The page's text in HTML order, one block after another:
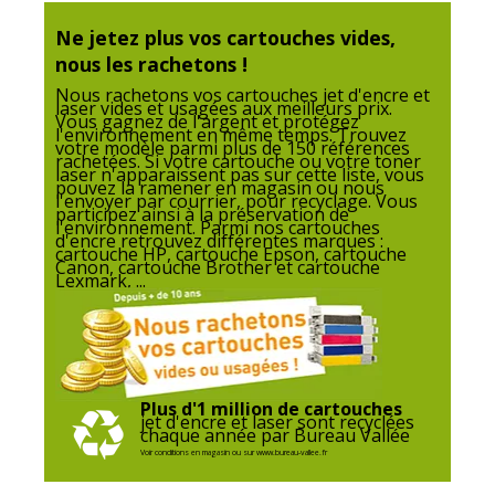
Code barre maitre 3112539607142
Marque OWA
Référence produit fabricant K12305OW
Divers
Divers
Compatibilité
détaillée du produit
6200DTN
6200E,6200L
Consommables
inclus
Pack de 1
Cartouches de
marque
équivalentes
Epson C13S050166
Ne jetez plus vos cartouches vides,
nous les rachetons !
Nous rachetons vos cartouches jet d'encre et
laser vides et usagées aux meilleurs prix.
Vous gagnez de l'argent et protégez
l'environnement en même temps. Trouvez
votre modèle parmi plus de 150 références
rachetées. Si votre cartouche ou votre toner
laser n'apparaissent pas sur cette liste, vous
pouvez la ramener en magasin ou nous
l'envoyer par courrier, pour recyclage. Vous
participez ainsi à la préservation de
l'environnement. Parmi nos cartouches
d'encre retrouvez différentes marques :
cartouche HP, cartouche Epson, cartouche
Canon, cartouche Brother et cartouche
Lexmark, ...
Plus d'1 million de cartouches
jet d'encre et laser sont recyclées
chaque année par Bureau Vallée
Voir conditions en magasin ou sur www.bureau-vallee.fr